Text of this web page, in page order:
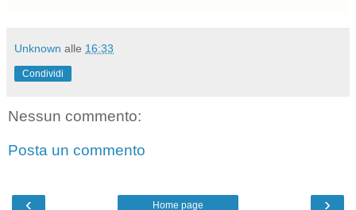
Unknown alle 16:33
Condividi
Nessun commento:
Posta un commento
‹ ›
Home page